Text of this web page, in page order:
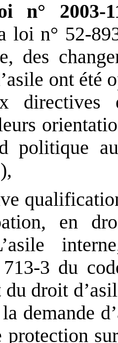
n° 2003-
loi n° 52-
des
ont été
directives
politique
en
3 du
du droit
demande
protection